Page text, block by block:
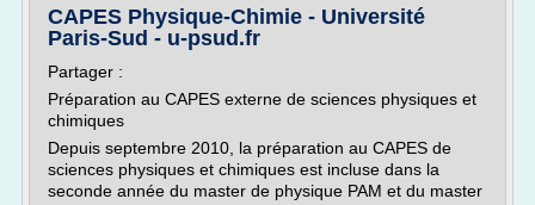
CAPES Physique-Chimie - Université
Paris-Sud - u-psud.fr
Partager :
Préparation au CAPES externe de sciences physiques et
chimiques
Depuis septembre 2010, la préparation au CAPES de
sciences physiques et chimiques est incluse dans la
seconde année du master de physique PAM et du master